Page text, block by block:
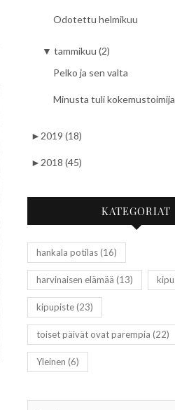
Odotettu helmikuu
▼ tammikuu (2)
Pelko ja sen valta
Minusta tuli kokemustoimija
► 2019 (18)
► 2018 (45)
KATEGORIAT
hankala potilas(16)
harvinaisen elämää (13) kipu
kipupiste(23)
toiset päivät ovat parempia (22)
Yleinen (6)